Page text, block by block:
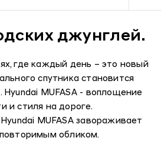
джунглей.
где каждый день – это новый
спутника становится
MUFASA - воплощение
и стиля на дороге.
MUFASA завораживает
обликом.